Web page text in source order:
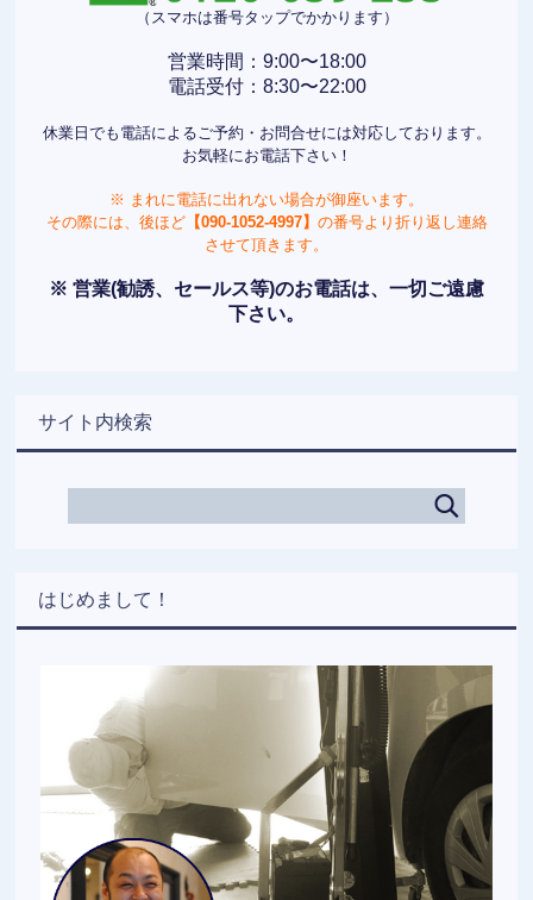
（スマホは番号タップでかかります）
営業時間：9:00〜18:00
電話受付：8:30〜22:00
休業日でも電話によるご予約・お問合せには対応しております。
お気軽にお電話下さい！
※ まれに電話に出れない場合が御座います。
その際には、後ほど【090-1052-4997】 の番号より折り返し連絡
させて頂きます。
※ 営業(勧誘、セールス等)のお電話は、一切ご遠慮
下さい。
サイト内検索
はじめまして！